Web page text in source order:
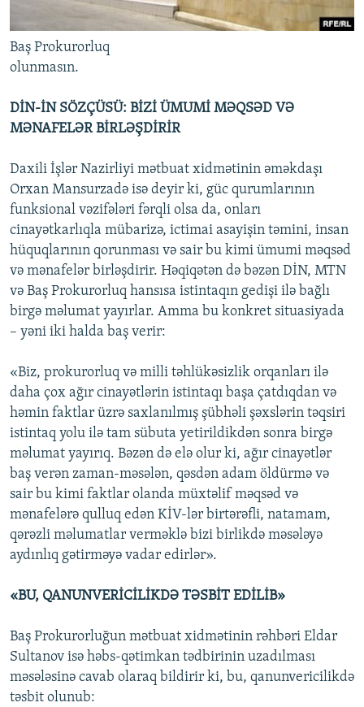
Baş Prokurorluq
olunmasın.
DİN-İN SÖZÇÜSÜ: BİZİ ÜMUMİ MƏQSƏD VƏ
MƏNAFELƏR BİRLƏŞDİRİR
Daxili İşlər Nazirliyi mətbuat xidmətinin əməkdaşı
Orxan Mansurzadə isə deyir ki, güc qurumlarının
funksional vəzifələri fərqli olsa da, onları
cinayətkarlıqla mübarizə, ictimai asayişin təmini, insan
hüquqlarının qorunması və sair bu kimi ümumi məqsəd
və mənafelər birləşdirir. Həqiqətən də bəzən DİN, MTN
və Baş Prokurorluq hansısa istintaqın gedişi ilə bağlı
birgə məlumat yayırlar. Amma bu konkret situasiyada
– yəni iki halda baş verir:
«Biz, prokurorluq və milli təhlükəsizlik orqanları ilə
daha çox ağır cinayətlərin istintaqı başa çatdıqdan və
həmin faktlar üzrə saxlanılmış şübhəli şəxslərin təqsiri
istintaq yolu ilə tam sübuta yetirildikdən sonra birgə
məlumat yayırıq. Bəzən də elə olur ki, ağır cinayətlər
baş verən zaman-məsələn, qəsdən adam öldürmə və
sair bu kimi faktlar olanda müxtəlif məqsəd və
mənafelərə qulluq edən KİV-lər birtərəfli, natamam,
qərəzli məlumatlar verməklə bizi birlikdə məsələyə
aydınlıq gətirməyə vadar edirlər».
«BU, QANUNVERİCİLİKDƏ TƏSBİT EDİLİB»
Baş Prokurorluğun mətbuat xidmətinin rəhbəri Eldar
Sultanov isə həbs-qətimkan tədbirinin uzadılması
məsələsinə cavab olaraq bildirir ki, bu, qanunvericilikdə
təsbit olunub: